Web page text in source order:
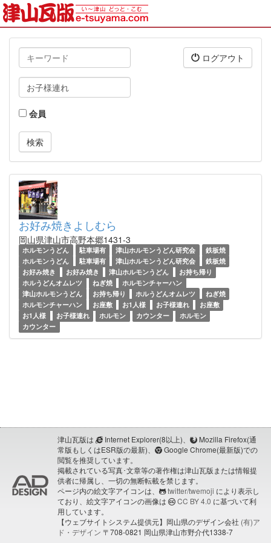
キ
ー
ワ
ド
タ
グ
会員
ログアウト
お好み焼きよしむら
岡山県津山市高野本郷1431-3
ホルモンうどん 駐車場有 津山ホルモンうどん研究会
鉄板焼
ホルモンうどん
駐車場有 津山ホルモンうどん研究会
鉄板焼
お好み焼き
お好み焼き 津山ホルモンうどん
お持ち帰り
ホルうどんオムレツ
ねぎ焼
ホルモンチャーハン
津山ホルモンうどん
お持ち帰り ホルうどんオムレツ
ねぎ焼
ホルモンチャーハン
お座敷 お1人様 お子様連れ
お座敷
お1人様
お子様連れ ホルモン カウンター
ホルモン
カウンター
津山瓦版は Internet Explorer(8以上)、
Mozilla Firefox(通
常版もしくはESR版の最新)、
Google Chrome(最新版)での
閲覧を推奨しています。
掲載されている写真･文章等の著作権は津山瓦版または情報提
供者に帰属し、一切の無断転載を禁じます。
ページ内の絵文字アイコンは、
twitter/twemoji により表示し
ており、絵文字アイコンの画像は
CC BY 4.0 に基づいて利
用しています。
【ウェブサイトシステム提供元】岡山県のデザイン会社 (有)ア
ド・デザイン 〒708-0821 岡山県津山市野介代1338-7